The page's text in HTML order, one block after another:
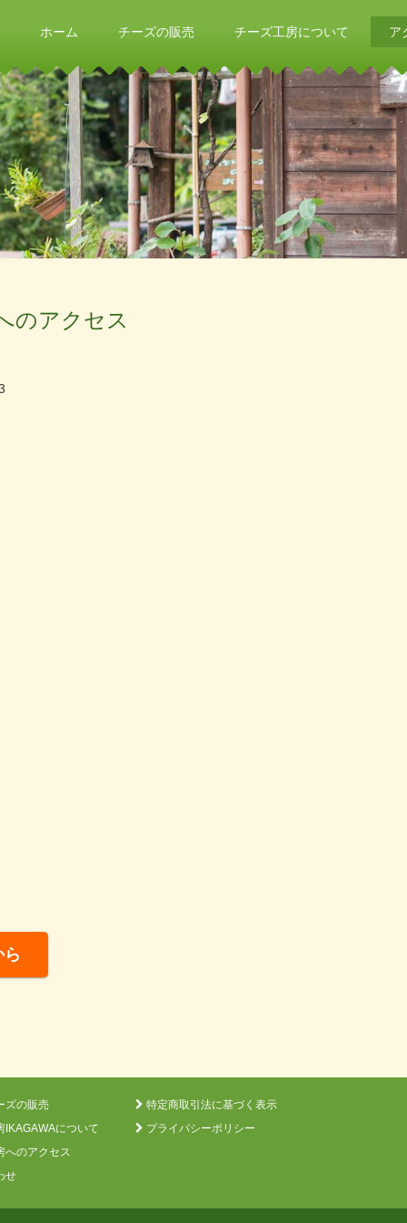
ホーム チーズの販売 チーズ工房について ア
のアクセス
ズの販売
IKAGAWAについて
へのアクセス
せ
特定商取引法に基づく表示
プライバシーポリシー